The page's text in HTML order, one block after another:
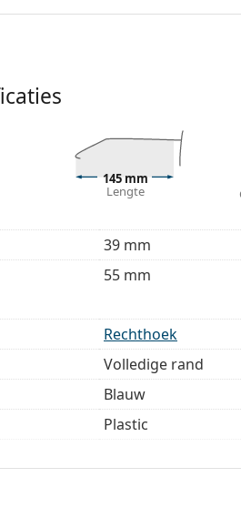
in een originele hoes. De
geleverd met een stoffen zakje in
Lees de instructies
145 mm
Lengte
39 mm
55 mm
Rechthoek
Volledige rand
Blauw
Plastic